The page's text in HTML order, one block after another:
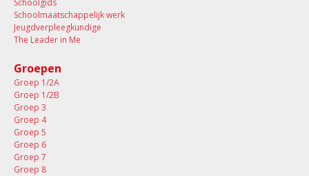
Schoolgids
Schoolmaatschappelijk werk
Jeugdverpleegkundige
The Leader in Me
Groepen
Groep 1/2A
Groep 1/2B
Groep 3
Groep 4
Groep 5
Groep 6
Groep 7
Groep 8